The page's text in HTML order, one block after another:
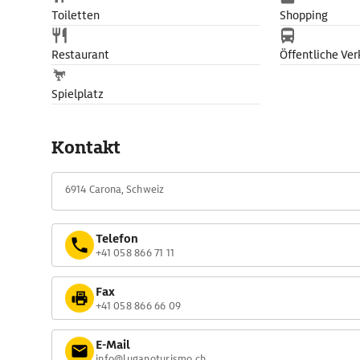
Toiletten Shopping
Restaurant Öffentliche
Spielplatz
Kontakt
6914 Carona, Schweiz
Telefon
+41 058 866 71 11
Fax
+41 058 866 66 09
E-Mail